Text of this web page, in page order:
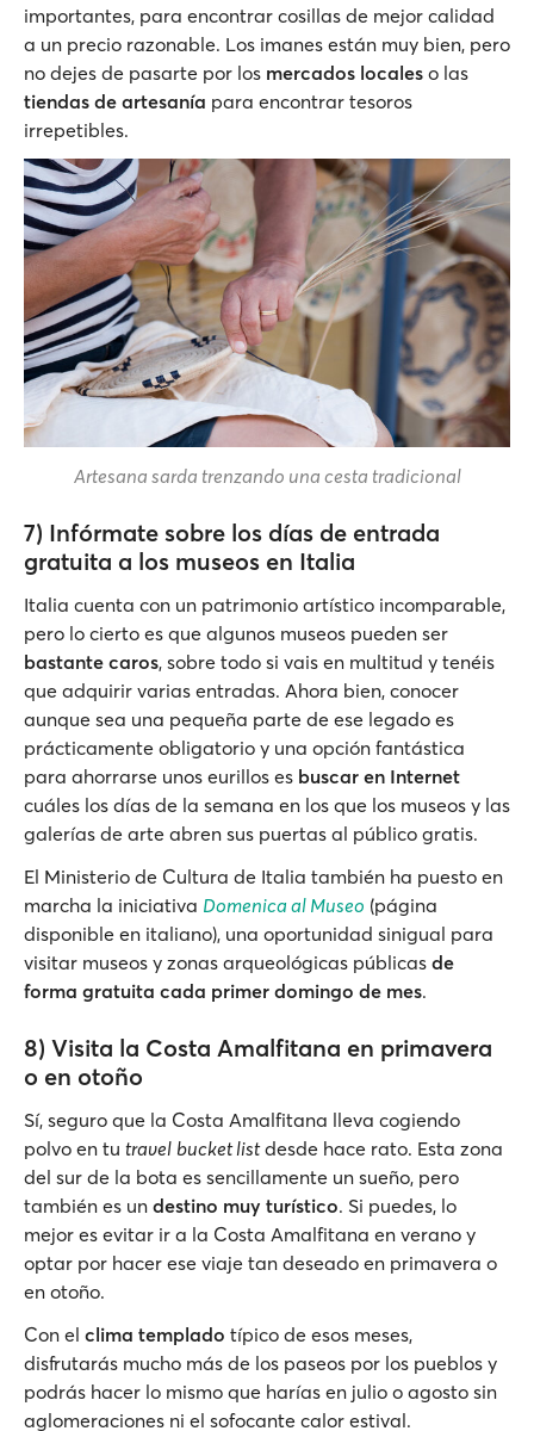
importantes, para encontrar cosillas de mejor calidad
a un precio razonable. Los imanes están muy bien, pero
no dejes de pasarte por los mercados locales o las
tiendas de artesanía para encontrar tesoros
irrepetibles.
Artesana sarda trenzando una cesta tradicional
7) Infórmate sobre los días de entrada
gratuita a los museos en Italia
Italia cuenta con un patrimonio artístico incomparable,
pero lo cierto es que algunos museos pueden ser
bastante caros, sobre todo si vais en multitud y tenéis
que adquirir varias entradas. Ahora bien, conocer
aunque sea una pequeña parte de ese legado es
prácticamente obligatorio y una opción fantástica
para ahorrarse unos eurillos es buscar en Internet
cuáles los días de la semana en los que los museos y las
galerías de arte abren sus puertas al público gratis.
El Ministerio de Cultura de Italia también ha puesto en
marcha la iniciativa Domenica al Museo (página
disponible en italiano), una oportunidad sinigual para
visitar museos y zonas arqueológicas públicas de
forma gratuita cada primer domingo de mes.
8) Visita la Costa Amalfitana en primavera
o en otoño
Sí, seguro que la Costa Amalfitana lleva cogiendo
polvo en tu travel bucket listdesde hace rato. Esta zona
del sur de la bota es sencillamente un sueño, pero
también es un destino muy turístico. Si puedes, lo
mejor es evitar ir a la Costa Amalfitana en verano y
optar por hacer ese viaje tan deseado en primavera o
en otoño.
Con el clima templado típico de esos meses,
disfrutarás mucho más de los paseos por los pueblos y
podrás hacer lo mismo que harías en julio o agosto sin
aglomeraciones ni el sofocante calor estival.